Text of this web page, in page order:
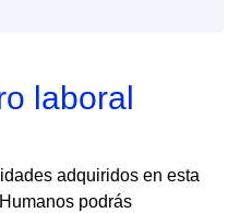
laboral
adquiridos en esta
podrás